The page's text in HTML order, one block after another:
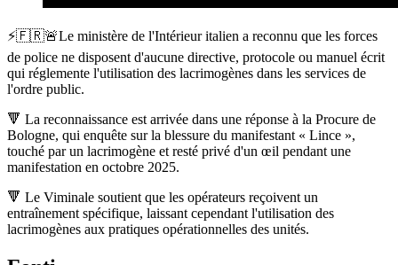
⚡️🇫🇷🚨Le ministère de l'Intérieur italien a reconnu que les forces
de police ne disposent d'aucune directive, protocole ou manuel écrit
qui réglemente l'utilisation des lacrimogènes dans les services de
l'ordre public.
🔻 La reconnaissance est arrivée dans une réponse à la Procure de
Bologne, qui enquête sur la blessure du manifestant « Lince »,
touché par un lacrimogène et resté privé d'un œil pendant une
manifestation en octobre 2025.
🔻 Le Viminale soutient que les opérateurs reçoivent un
entraînement spécifique, laissant cependant l'utilisation des
lacrimogènes aux pratiques opérationnelles des unités.